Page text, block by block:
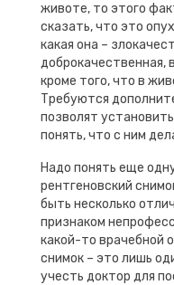
животе, то этого
сказать, что это
какая она –
доброкачественная,
кроме того, что в
Требуются
позволят
понять, что с ним
Надо понять еще
рентгеновский
быть несколько
признаком
какой-то врачебной
снимок – это лишь
учесть доктор для